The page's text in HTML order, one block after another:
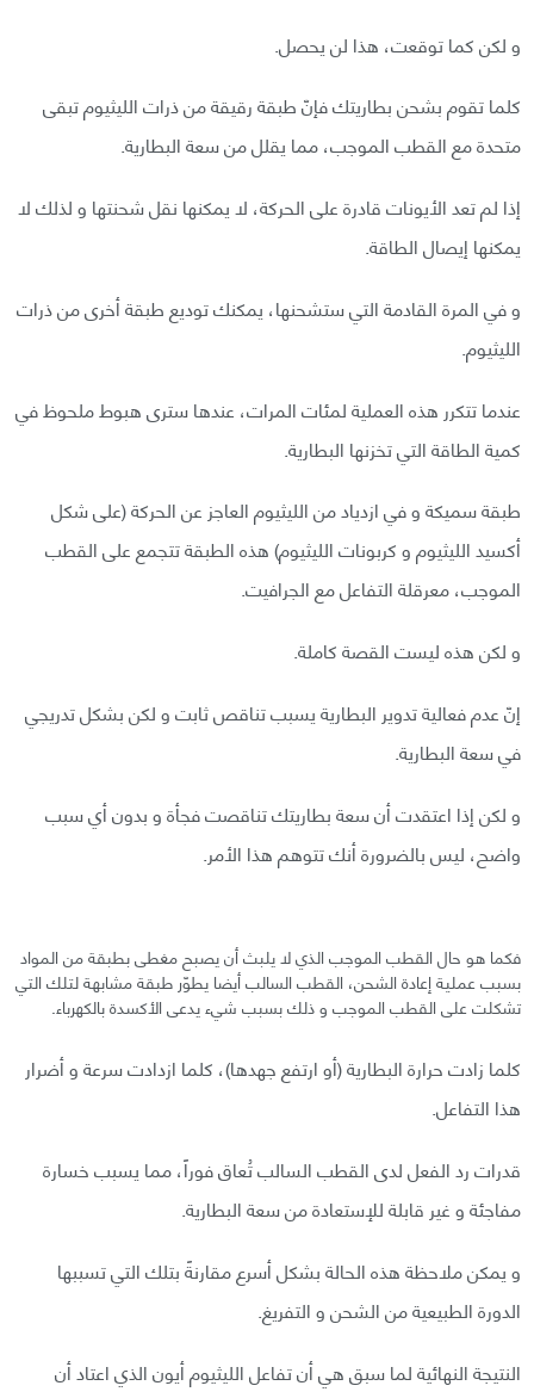
و لكن كما توقعت، هذا لن يحصل.
كلما تقوم بشحن بطاريتك فإنّ طبقة رقيقة من ذرات الليثيوم تبقى
متحدة مع القطب الموجب، مما يقلل من سعة البطارية.
إذا لم تعد الأيونات قادرة على الحركة، لا يمكنها نقل شحنتها و لذلك لا
يمكنها إيصال الطاقة.
و في المرة القادمة التي ستشحنها، يمكنك توديع طبقة أخرى من ذرات
الليثيوم.
عندما تتكرر هذه العملية لمئات المرات، عندها سترى هبوط ملحوظ في
كمية الطاقة التي تخزنها البطارية.
طبقة سميكة و في ازدياد من الليثيوم العاجز عن الحركة (على شكل
أكسيد الليثيوم و كربونات الليثيوم) هذه الطبقة تتجمع على القطب
الموجب، معرقلة التفاعل مع الجرافيت.
و لكن هذه ليست القصة كاملة.
إنّ عدم فعالية تدوير البطارية يسبب تناقص ثابت و لكن بشكل تدريجي
في سعة البطارية.
و لكن إذا اعتقدت أن سعة بطاريتك تناقصت فجأة و بدون أي سبب
واضح، ليس بالضرورة أنك تتوهم هذا الأمر.
فكما هو حال القطب الموجب الذي لا يلبث أن يصبح مغطى بطبقة من المواد
بسبب عملية إعادة الشحن، القطب السالب أيضا يطوّر طبقة مشابهة لتلك التي
تشكلت على القطب الموجب و ذلك بسبب شيء يدعى الأكسدة بالكهرباء.
كلما زادت حرارة البطارية (أو ارتفع جهدها)، كلما ازدادت سرعة و أضرار
هذا التفاعل.
قدرات رد الفعل لدى القطب السالب تُعاق فوراً، مما يسبب خسارة
مفاجئة و غير قابلة للإستعادة من سعة البطارية.
و يمكن ملاحظة هذه الحالة بشكل أسرع مقارنةً بتلك التي تسببها
الدورة الطبيعية من الشحن و التفريغ.
النتيجة النهائية لما سبق هي أن تفاعل الليثيوم أيون الذي اعتاد أن